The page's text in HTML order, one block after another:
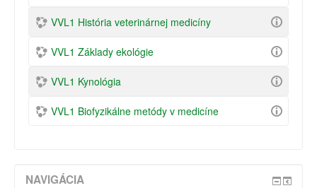
VVL1 História veterinárnej medicíny
VVL1 Základy ekológie
VVL1 Kynológia
VVL1 Biofyzikálne metódy v medicíne
NAVIGÁCIA